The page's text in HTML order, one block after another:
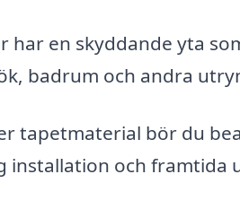
har en skyddande yta
badrum och andra
tapetmaterial bör du
installation och framtida